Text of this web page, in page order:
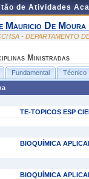
de Atividades
Mauricio De Moura
- DEPARTAMENTO
Ministradas
Fundamental Técnico
TE-TOPICOS ESP
BIOQUÍMICA
BIOQUÍMICA